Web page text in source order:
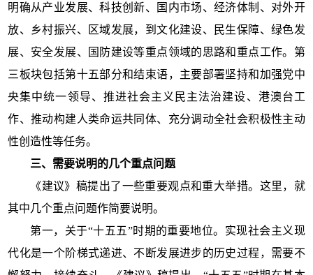
明确从产业发展、科技创新、国内市场、经济体制、对外开
放、乡村振兴、区域发展，到文化建设、民生保障、绿色发
展、安全发展、国防建设等重点领域的思路和重点工作。第
三板块包括第十五部分和结束语，主要部署坚持和加强党中
央集中统一领导、推进社会主义民主法治建设、港澳台工
作、推动构建人类命运共同体、充分调动全社会积极性主动
性创造性等任务。
三、需要说明的几个重点问题
《建议》稿提出了一些重要观点和重大举措。这里，就
其中几个重点问题作简要说明。
第一，关于“十五五”时期的重要地位。实现社会主义现
代化是一个阶梯式递进、不断发展进步的历史过程，需要不